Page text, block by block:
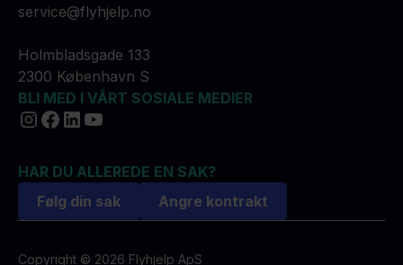
service@flyhjelp.no
Holmbladsgade 133
2300 København S
BLI MED I VÅRT SOSIALE MEDIER
HAR DU ALLEREDE EN SAK?
Følg din sak
Angre kontrakt
Copyright © 2026 Flyhjelp ApS